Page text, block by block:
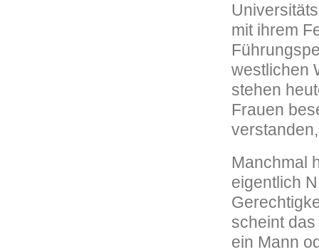
mit ihrem
westlichen
stehen
Frauen
Manchmal
eigentlich
scheint
ein Mann